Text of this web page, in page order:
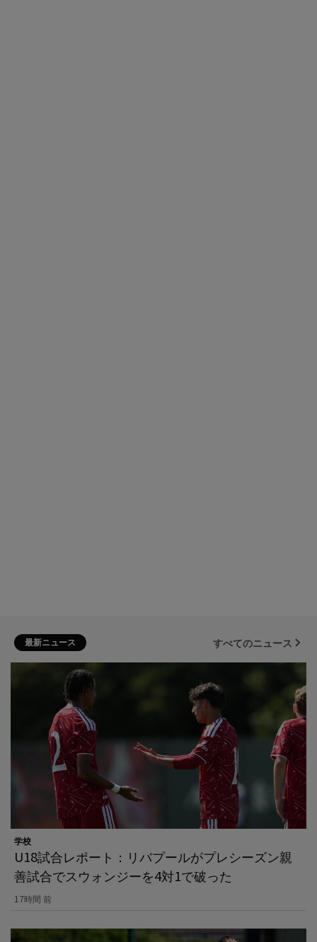
最新ニュース すべてのニュース
学校
U18試合レポート：リバプールがプレシーズン親
善試合でスウォンジーを4対1で破った
17時間 前